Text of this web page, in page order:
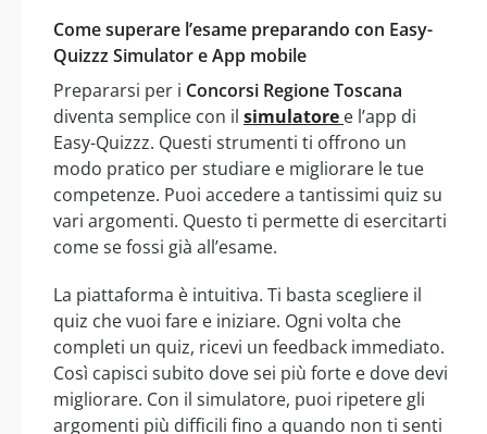
Come superare l’esame preparando con Easy-
Quizzz Simulator e App mobile
Prepararsi per i Concorsi Regione Toscana
diventa semplice con il simulatore e l’app di
Easy-Quizzz. Questi strumenti ti offrono un
modo pratico per studiare e migliorare le tue
competenze. Puoi accedere a tantissimi quiz su
vari argomenti. Questo ti permette di esercitarti
come se fossi già all’esame.
La piattaforma è intuitiva. Ti basta scegliere il
quiz che vuoi fare e iniziare. Ogni volta che
completi un quiz, ricevi un feedback immediato.
Così capisci subito dove sei più forte e dove devi
migliorare. Con il simulatore, puoi ripetere gli
argomenti più difficili fino a quando non ti senti